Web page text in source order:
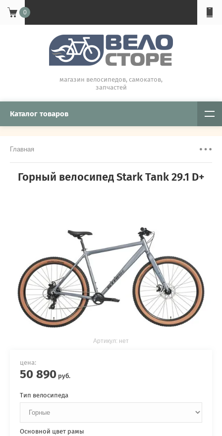
0
магазин велосипедов, самокатов,
запчастей
Каталог товаров
Главная
Горный велосипед Stark Tank 29.1 D+
Артикул: нет
цена:
50 890 руб.
Тип велосипеда
Основной цвет рамы